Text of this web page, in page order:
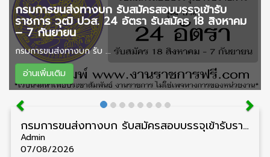
กรมการขนส่งทางบก รับสมัครสอบบรรจุเข้ารับ
ราชการ วุฒิ ปวส. 24 อัตรา รับสมัคร 18 สิงหาคม
– 7 กันยายน
กรมการขนส่งทางบก รับ ...
อ่านเพิ่มเติม
กรมการขนส่งทางบก รับสมัครสอบบรรจุเข้ารับราชการ วุฒิ ปวส. 24 อัตรา รับสมัคร 18 สิงหาคม – 7 กันยายน
Admin
07/08/2026